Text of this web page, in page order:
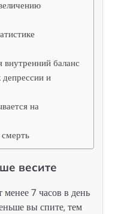
баланс
и
на
весите
7 часов в день
вы спите, тем